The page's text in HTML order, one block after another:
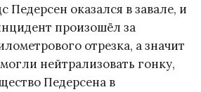
Педерсен оказался в завале, и
произошёл за
отрезка, а значит
нейтрализовать гонку,
Педерсена в